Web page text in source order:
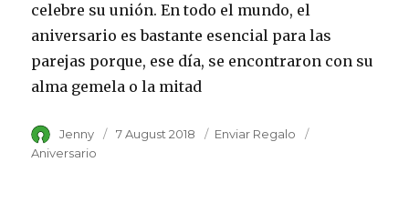
celebre su unión. En todo el mundo, el
aniversario es bastante esencial para las
parejas porque, ese día, se encontraron con su
alma gemela o la mitad
Author
Jenny
Posted
7 August 2018 Category
Enviar Regalo
Aniversario